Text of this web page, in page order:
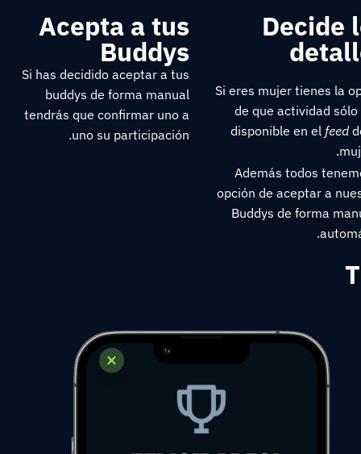
Decide
Si eres mujer tienes la
de que actividad
disponible en el feed
Además todos
opción de aceptar a
Buddys de forma
Acepta a tus
Buddys
Si has decidido aceptar a tus
buddys de forma manual
tendrás que confirmar uno a
uno su participación.